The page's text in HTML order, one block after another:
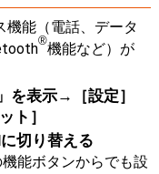
機能（電話、データ
®機能など）が
を表示→［設定］
ト］
切り替える
能ボタンからでも設